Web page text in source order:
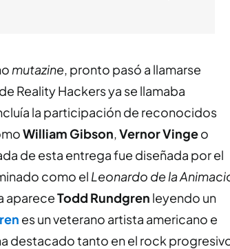
mutazine, pronto pasó a llamarse
Reality Hackers ya se llamaba
la participación de reconocidos
William Gibson,Vernor Vingeo
de esta entrega fue diseñada por el
como el Leonardo de la
apareceTodd Rundgren leyendo un
es un veterano artista americano e
destacado tanto en el rock